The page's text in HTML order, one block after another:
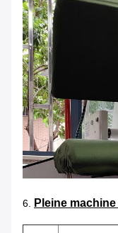
6. Pleine